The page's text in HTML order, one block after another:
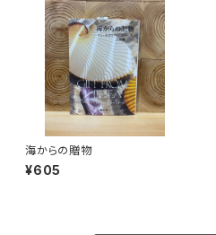
海からの贈物
¥605